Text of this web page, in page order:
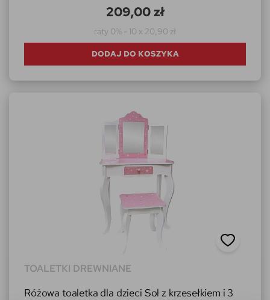
209,00 zł
raty 0% - 10 x 20,90 zł
DODAJ DO KOSZYKA
TOALETKI DREWNIANE
Różowa toaletka dla dzieci Sol z krzesełkiem i 3